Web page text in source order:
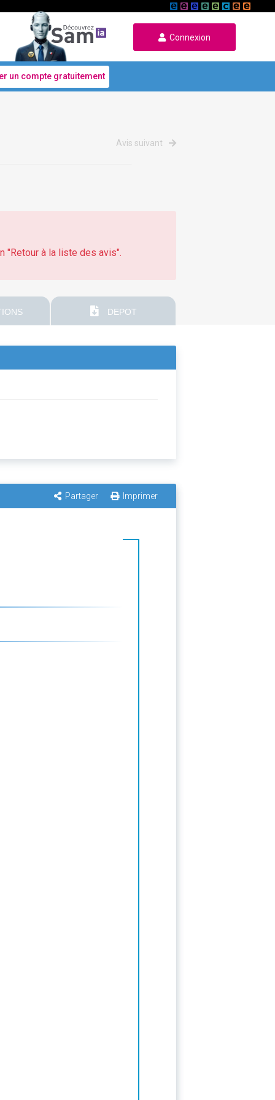
Connexion
un compte gratuitement
Avis suivant
"Retour à la liste des avis".
DEPOT
Partager Imprimer